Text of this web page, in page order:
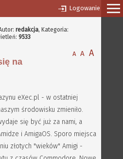
Logowanie
redakcja, Kategoria:
9533
A A A
na
eXec.pl - w ostatniej
środowisku zmieniło.
się być już za nami, a
i AmigaOS. Sporo miejsca
złotych "wieków" Amigi -